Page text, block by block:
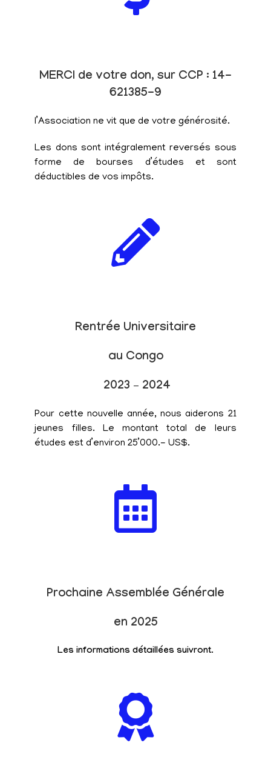
MERCI de votre don, sur CCP : 14-
621385-9
l’Association ne vit que de votre générosité.
Les dons sont intégralement reversés sous
forme de bourses d’études et sont
déductibles de vos impôts.
Rentrée Universitaire
au Congo
2023 – 2024
Pour cette nouvelle année, nous aiderons 21
jeunes filles. Le montant total de leurs
études est d’environ 25’000.- US$.
Prochaine Assemblée Générale
en 2025
Les informations détaillées suivront.